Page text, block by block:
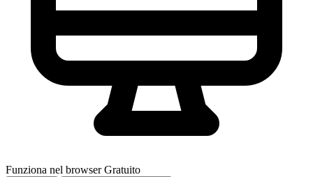
Funziona nel browser Gratuito